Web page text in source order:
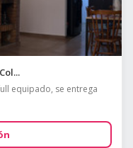
equipado, se entrega